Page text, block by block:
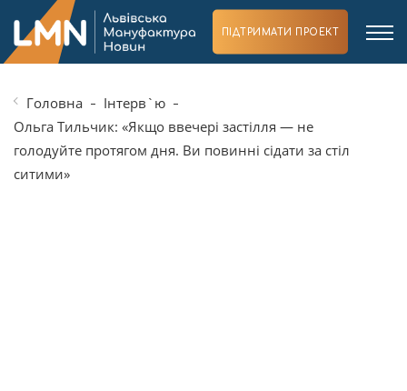
ПІДТРИМАТИ ПРОЕКТ
Головна
Інтерв`ю
Ольга Тильчик: «Якщо ввечері застілля — не
голодуйте протягом дня. Ви повинні сідати за стіл
ситими»